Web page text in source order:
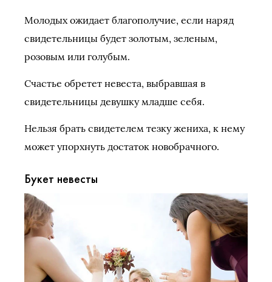
Молодых ожидает благополучие, если наряд
свидетельницы будет золотым, зеленым,
розовым или голубым.
Счастье обретет невеста, выбравшая в
свидетельницы девушку младше себя.
Нельзя брать свидетелем тезку жениха, к нему
может упорхнуть достаток новобрачного.
Букет невесты